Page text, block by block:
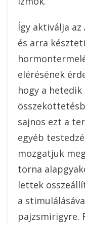
Így aktiválja
és arra
elérésének
hogy a
sajnos ezt a
egyéb
mozgatjuk
torna
lettek
a
pajzsmirigyre.